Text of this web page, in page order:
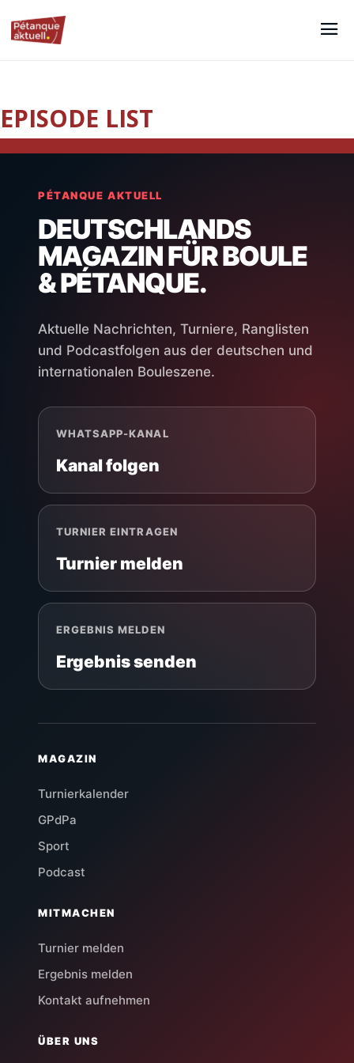
EPISODE LIST
PÉTANQUE AKTUELL
DEUTSCHLANDS
MAGAZIN FÜR BOULE
& PÉTANQUE.
Aktuelle Nachrichten, Turniere, Ranglisten
und Podcastfolgen aus der deutschen und
internationalen Bouleszene.
WHATSAPP-KANAL
Kanal folgen
TURNIER EINTRAGEN
Turnier melden
ERGEBNIS MELDEN
Ergebnis senden
MAGAZIN
Turnierkalender
GPdPa
Sport
Podcast
MITMACHEN
Turnier melden
Ergebnis melden
Kontakt aufnehmen
ÜBER UNS